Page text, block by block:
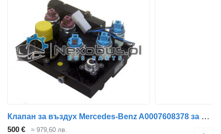
Клапан за въздух Mercedes-Benz A0007608378 за автобус Mercedes-Benz Tourismo Travego
500 € ≈ 979,60 лв.